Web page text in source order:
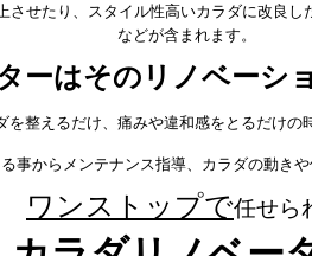
せたり、スタイル性高いカラダに改良
などが含まれます。
ーはそのリノベーシ
を整えるだけ、痛みや違和感をとるだけの
事からメンテナンス指導、カラダの動き
ワンストップで任せら